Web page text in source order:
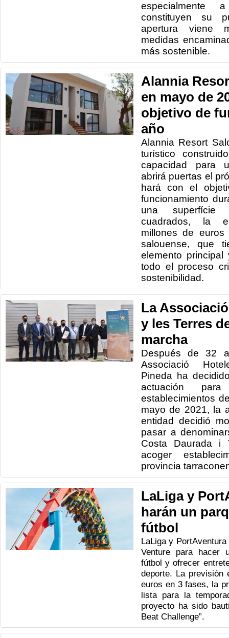
constituyen su
apertura viene
medidas
más sostenible.
Alannia
en mayo de
objetivo de
año
Alannia Resort
turístico
capacidad para
abrirá puertas el
hará con el
funcionamiento
una superfície
cuadrados, la
millones de
salouense, que
elemento
todo el proceso
sostenibilidad.
La
y les Terres
marcha
Después de 32
Associació
Pineda ha
actuación
establecimientos
mayo de 2021, la
entidad decidió
pasar a
Costa Daurada i
acoger
provincia
LaLiga y
harán un
fútbol
LaLiga y
Venture para hacer
fútbol y ofrecer
deporte. La previsión
euros en 3 fases, la
lista para la
proyecto ha sido
Beat Challenge”.